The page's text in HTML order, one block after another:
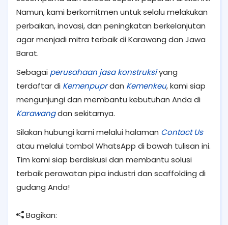
Namun, kami berkomitmen untuk selalu melakukan
perbaikan, inovasi, dan peningkatan berkelanjutan
agar menjadi mitra terbaik di Karawang dan Jawa
Barat.
Sebagai perusahaan jasa konstruksiyang
terdaftar di Kemenpuprdan Kemenkeu, kami siap
mengunjungi dan membantu kebutuhan Anda di
Karawangdan sekitarnya.
Silakan hubungi kami melalui halaman Contact Us
atau melalui tombol WhatsApp di bawah tulisan ini.
Tim kami siap berdiskusi dan membantu solusi
terbaik perawatan pipa industri dan scaffolding di
gudang Anda!
Bagikan: